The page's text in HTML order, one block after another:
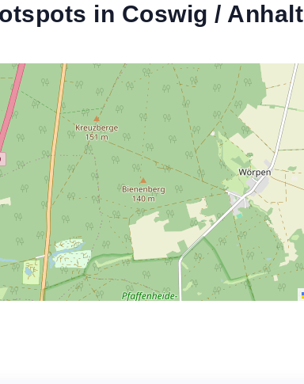
in Coswig / Anhalt